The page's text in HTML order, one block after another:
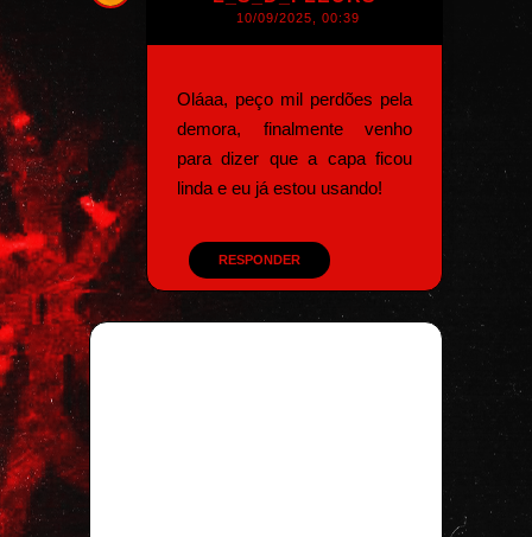
10/09/2025, 00:39
Oláaa, peço mil perdões pela
demora, finalmente venho
para dizer que a capa ficou
linda e eu já estou usando!
RESPONDER